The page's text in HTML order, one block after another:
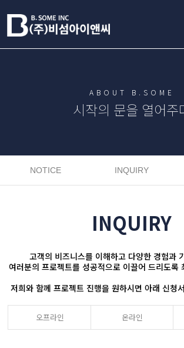
ABOUT B.SOME
시작의 문을 열어주
NOTICE INQUIRY
INQUIRY
고객의 비즈니스를 이해하고 다양한 경험과
여러분의 프로젝트를 성공적으로 이끌어 드리도록
저희와 함께 프로젝트 진행을 원하시면 아래 신청
오프라인 온라인